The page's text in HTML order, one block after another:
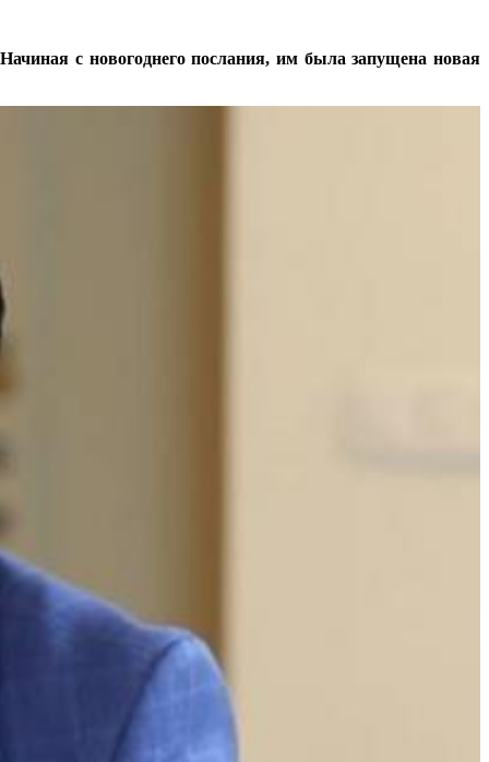
с новогоднего послания, им была запущена новая